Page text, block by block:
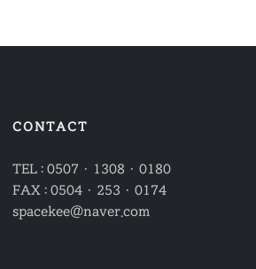
CONTACT
TEL : 0507 · 1308 · 0180
FAX : 0504 · 253 · 0174
spacekee@naver.com